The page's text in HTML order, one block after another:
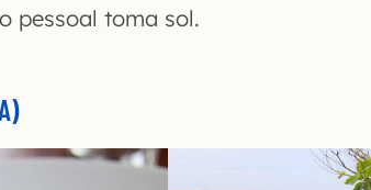
pessoal toma sol.